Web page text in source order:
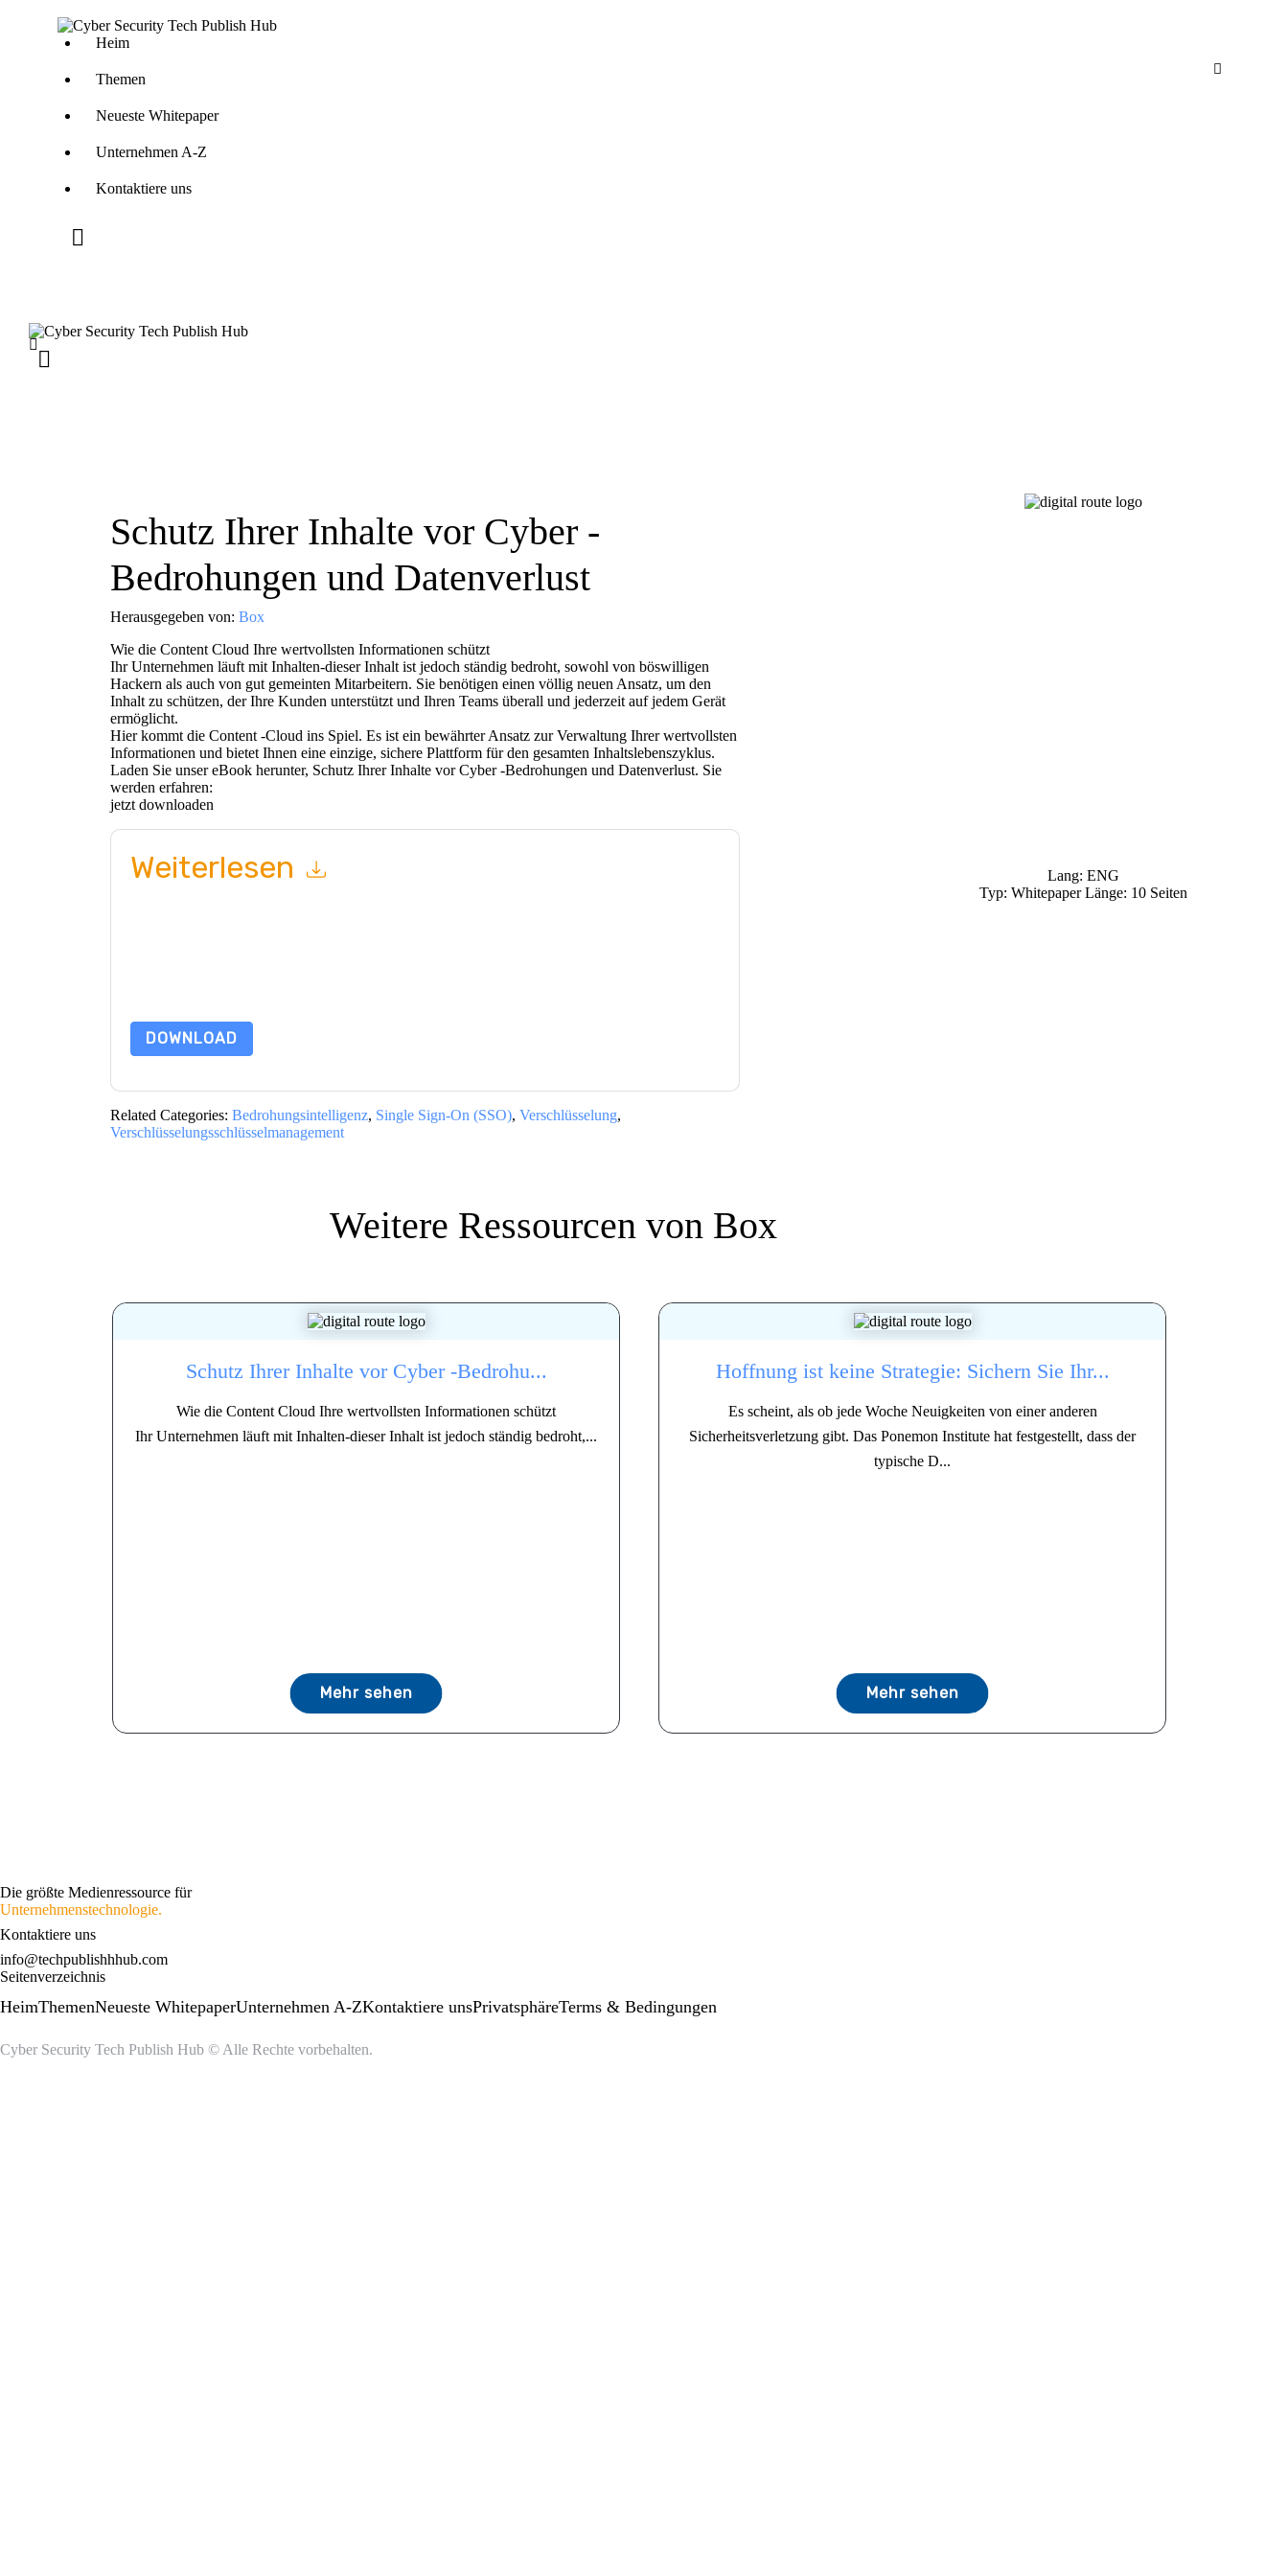
Heim
Themen
Neueste Whitepaper
Unternehmen A-Z
Kontaktiere uns
Schutz Ihrer Inhalte vor Cyber ​​-
Bedrohungen und Datenverlust
Herausgegeben von: Box
Wie die Content Cloud Ihre wertvollsten Informationen schützt
Ihr Unternehmen läuft mit Inhalten-dieser Inhalt ist jedoch ständig bedroht, sowohl von böswilligen
Hackern als auch von gut gemeinten Mitarbeitern. Sie benötigen einen völlig neuen Ansatz, um den
Inhalt zu schützen, der Ihre Kunden unterstützt und Ihren Teams überall und jederzeit auf jedem Gerät
ermöglicht.
Hier kommt die Content -Cloud ins Spiel. Es ist ein bewährter Ansatz zur Verwaltung Ihrer wertvollsten
Informationen und bietet Ihnen eine einzige, sichere Plattform für den gesamten Inhaltslebenszyklus.
Laden Sie unser eBook herunter, Schutz Ihrer Inhalte vor Cyber ​​-Bedrohungen und Datenverlust. Sie
werden erfahren:
jetzt downloaden
Weiterlesen
DOWNLOAD
Related Categories: Bedrohungsintelligenz, Single Sign-On (SSO), Verschlüsselung,
Verschlüsselungsschlüsselmanagement
Lang: ENG
Typ: Whitepaper Länge: 10 Seiten
Weitere Ressourcen von Box
Schutz Ihrer Inhalte vor Cyber ​​-Bedrohu...
Wie die Content Cloud Ihre wertvollsten Informationen schützt
Ihr Unternehmen läuft mit Inhalten-dieser Inhalt ist jedoch ständig bedroht,...
Mehr sehen
Hoffnung ist keine Strategie: Sichern Sie Ihr...
Es scheint, als ob jede Woche Neuigkeiten von einer anderen
Sicherheitsverletzung gibt. Das Ponemon Institute hat festgestellt, dass der
typische D...
Mehr sehen
Die größte Medienressource für
Unternehmenstechnologie.
Kontaktiere uns
info@techpublishhhub.com
Seitenverzeichnis
HeimThemenNeueste WhitepaperUnternehmen A-ZKontaktiere unsPrivatsphäreTerms & Bedingungen
Cyber ​​Security Tech Publish Hub © Alle Rechte vorbehalten.